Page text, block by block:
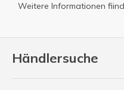
Händlersuche
Weitere Informationen